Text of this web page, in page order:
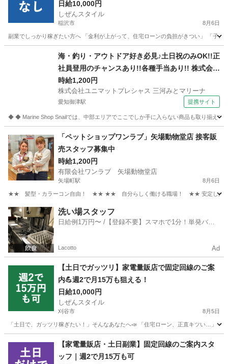
日給10,000円
しぜんスタイル
稲沢市 8月6日
副業でしっかり稼ぎたい方へ 「金利が上がって、住宅ローンの負担がきつい」 「子
家電量販店 スタッフ
海・釣り・アウトドア好き必見♪土日祝のみOK!!正
社員登用のチャンスあり!!各種手当あり!! 株式会社
ユニマットプレシャス 三河みとマリーナ スポーツ
用品販売スタッフ
時給1,200円
株式会社ユニマットプレシャス 三河みとマリーナ
愛知御津駅 提携サイト
◆ ◆ Marine Shop Snailでは、中部エリアでここでしか手に入らない商品も取り揃えて
愛知御津駅 その他
「ペットショップワンラブ」矢場動物堂店 接客販
売スタッフ募集中
時給1,200円
有限会社ワンラブ 矢場動物堂店
矢場町駅 8月6日
★★ 髪型・カラーコン自由！ ★★ ★★ 自分らしく働ける職場！ ★★ 安定した会社で
愛知 名古屋市 矢場町駅 その他
洗い場スタッフ
日給例1万円〜 /【登録不要】スマホで1分！単発バイ
Lacotto Ad
【土日でガッツリ】家電量販店で固定回線のご案
内💪週2で月15万も狙える！
日給10,000円
しぜんスタイル
刈谷市 8月5日
「土日で、ガッツリ稼ぎたい！」そんなあなたへ📣 「住宅ローン、正直キツい…」
家電量販店 フルコミ
【家電量販店・土日副業】固定回線のご案内スタ
ッフ｜週2で月15万も可